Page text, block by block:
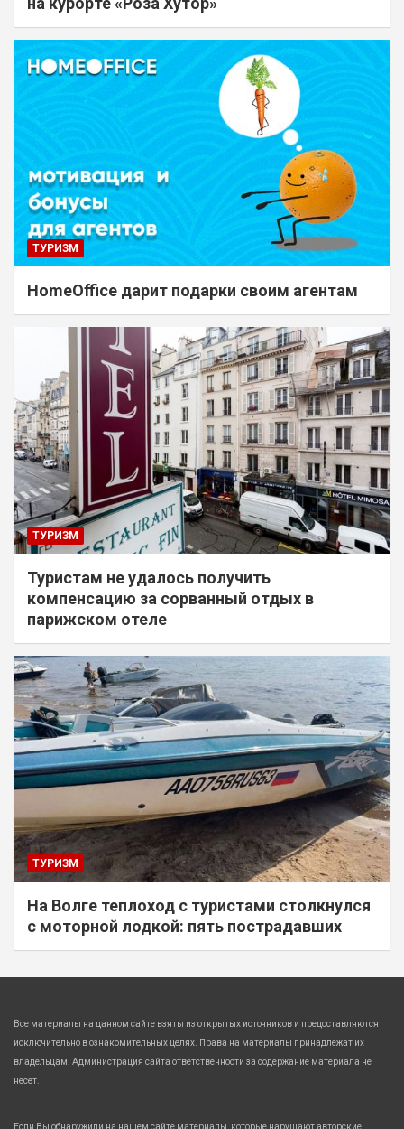
ТУРИЗМ
HomeOffice дарит подарки своим агентам
ТУРИЗМ
Туристам не удалось получить
компенсацию за сорванный отдых в
парижском отеле
ТУРИЗМ
На Волге теплоход с туристами столкнулся
с моторной лодкой: пять пострадавших
Все материалы на данном сайте взяты из открытых источников и предоставляются
исключительно в ознакомительных целях. Права на материалы принадлежат их
владельцам. Администрация сайта ответственности за содержание материала не
несет.